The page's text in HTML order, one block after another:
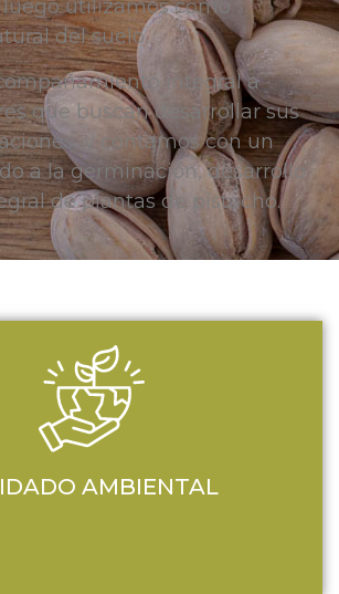
utilizamos como
del suelo.
integral a
que buscan desarrollar sus
y contamos con un
a la germinación, desarrollo
de plantas de pistacho.
AMBIENTAL